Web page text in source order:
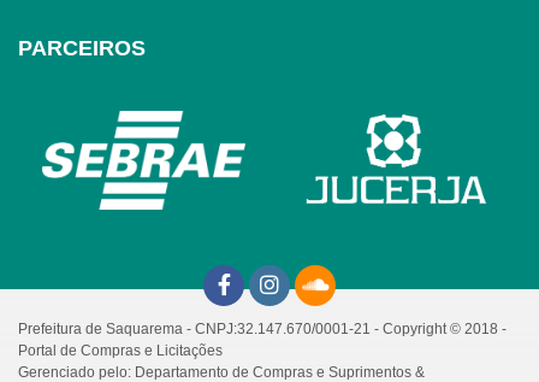
PARCEIROS
Prefeitura de Saquarema - CNPJ:32.147.670/0001-21 - Copyright © 2018 -
Portal de Compras e Licitações
Gerenciado pelo: Departamento de Compras e Suprimentos &